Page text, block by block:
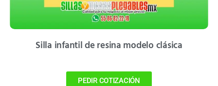
Silla infantil de resina modelo clásica
PEDIR COTIZACIÓN